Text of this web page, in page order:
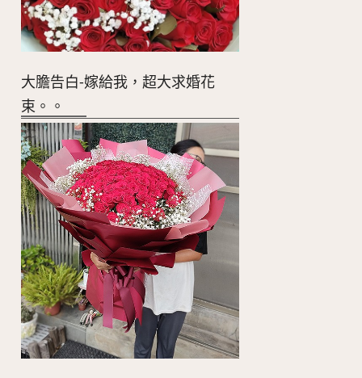
大膽告白-嫁給我，超大求婚花
束。。